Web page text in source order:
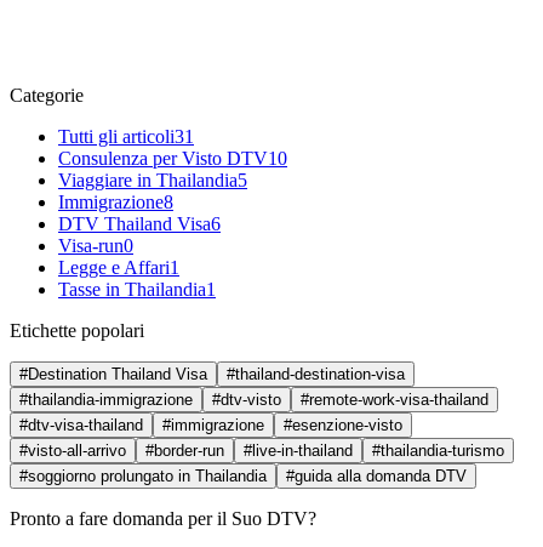
Categorie
Tutti gli articoli31
Consulenza per Visto DTV10
Viaggiare in Thailandia5
Immigrazione8
DTV Thailand Visa6
Visa-run0
Legge e Affari1
Tasse in Thailandia1
Etichette popolari
#Destination Thailand Visa
#thailand-destination-visa
#thailandia-immigrazione
#dtv-visto
#remote-work-visa-thailand
#dtv-visa-thailand
#immigrazione
#esenzione-visto
#visto-all-arrivo
#border-run #live-in-thailand
#thailandia-turismo
#soggiorno prolungato in Thailandia
#guida alla domanda DTV
Pronto a fare domanda per il Suo DTV?